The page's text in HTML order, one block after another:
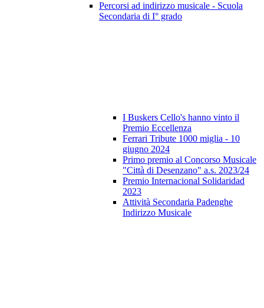
Percorsi ad indirizzo musicale - Scuola
Secondaria di I° grado
I Buskers Cello's hanno vinto il
Premio Eccellenza
Ferrari Tribute 1000 miglia - 10
giugno 2024
Primo premio al Concorso Musicale
"Città di Desenzano" a.s. 2023/24
Premio Internacional Solidaridad
2023
Attività Secondaria Padenghe
Indirizzo Musicale